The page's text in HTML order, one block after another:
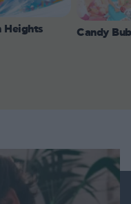
Heights Candy